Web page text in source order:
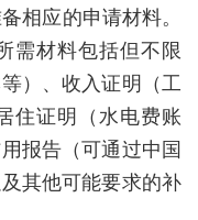
相应的申请材料。
需材料包括但不限
）、收入证明（工
住证明（水电费账
报告（可通过中国
其他可能要求的补